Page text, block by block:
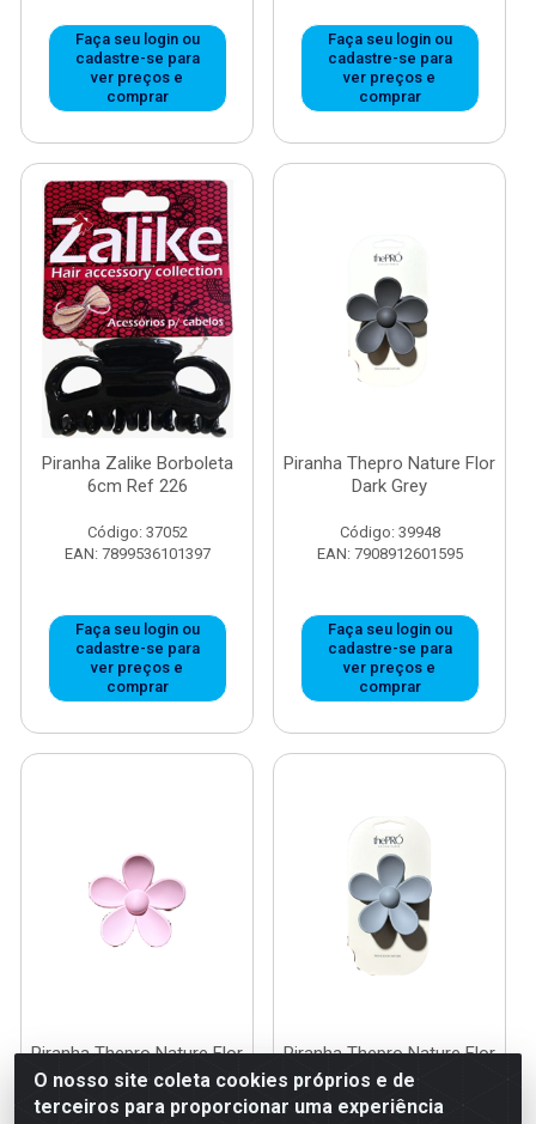
Faça seu login ou
cadastre-se para
ver preços e
comprar
Faça seu login ou
cadastre-se para
ver preços e
comprar
Piranha Zalike Borboleta
6cm Ref 226
Código: 37052
EAN: 7899536101397
Faça seu login ou
cadastre-se para
ver preços e
comprar
Piranha Thepro Nature Flor
Dark Grey
Código: 39948
EAN: 7908912601595
Faça seu login ou
cadastre-se para
ver preços e
comprar
Piranha Thepro Nature Flor
Pink
Piranha Thepro Nature Flor
Light Grey
O nosso site coleta cookies próprios e de
terceiros para proporcionar uma experiência